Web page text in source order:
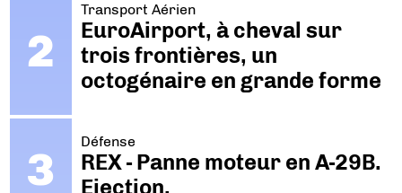
Transport Aérien
EuroAirport, à cheval sur
trois frontières, un
octogénaire en grande forme
Défense
REX - Panne moteur en A-29B.
Ejection.